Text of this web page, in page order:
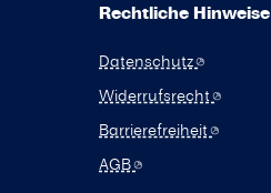
Rechtliche Hinweise
Datenschutz
Widerrufsrecht
Barrierefreiheit
AGB